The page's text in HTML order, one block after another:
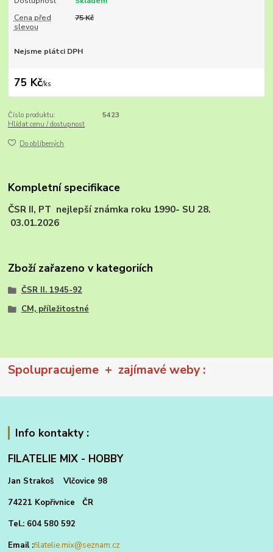
Cena před
slevou
75 Kč
Nejsme plátci DPH
75 Kč/ks
Číslo produktu:
5423
Hlídat cenu / dostupnost
Do oblíbených
Kompletní specifikace
ČSR II, PT nejlepší známka roku 1990- SU 28.
03.01.2026
Zboží zařazeno v kategoriích
ČSR II. 1945-92
CM, příležitostné
Spolupracujeme + zajímavé weby :
Info kontakty :
FILATELIE MIX - HOBBY
Jan Strakoš Vlčovice 98
74221 Kopřivnice ČR
Tel.: 604 580 592
Email :filatelie.mix@seznam.cz